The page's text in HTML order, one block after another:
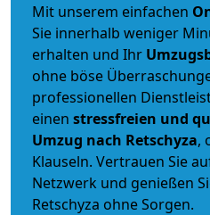
Mit unserem einfachen
Sie innerhalb weniger
erhalten und Ihr
ohne böse
professionellen
einen stressfreien und
Umzug nach Retschyza,
Klauseln. Vertrauen Sie
Netzwerk und genießen
Retschyza ohne Sorgen.